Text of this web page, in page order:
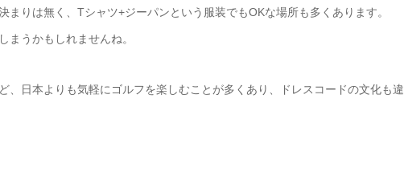
りは無く、Tシャツ+ジーパンという服装でもOKな場所も多くあります。
まうかもしれませんね。
、日本よりも気軽にゴルフを楽しむことが多くあり、ドレスコードの文化も違